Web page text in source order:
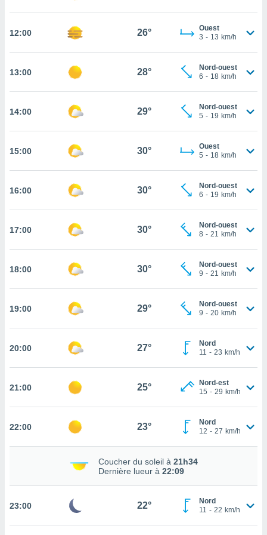
de
votre
le
des
au
les
pas
vous
cas,
que
sur le
12:00 26°
Ouest
3 - 13 km/h
13:00 28°
Nord-ouest
6 - 18 km/h
14:00 29°
Nord-ouest
5 - 19 km/h
15:00 30°
Ouest
5 - 18 km/h
16:00 30°
Nord-ouest
6 - 19 km/h
17:00 30°
Nord-ouest
8 - 21 km/h
18:00 30°
Nord-ouest
9 - 21 km/h
19:00 29°
Nord-ouest
9 - 20 km/h
20:00 27°
Nord
11 - 23 km/h
21:00 25°
Nord-est
15 - 29 km/h
22:00 23°
Nord
12 - 27 km/h
Coucher du soleil à 21h34
Dernière lueur à 22:09
23:00 22°
Nord
11 - 22 km/h